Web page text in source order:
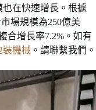
在快速增長。根據
場規模為250億美
合增長率7.2%。如有
裝機械 。請聯繫我們。